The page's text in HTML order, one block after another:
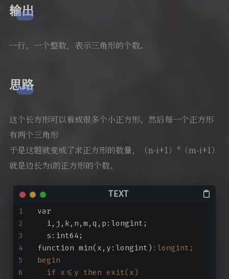
输出
一行，一个整数，表示三角形的个数。
思路
这个长方形可以看成很多个小正方形，然后每一个正方形
有两个三角形
于是这题就变成了求正方形的数量，（n-i+1）*（m-i+1）
就是边长为i的正方形的个数、
var
  i,j,k,n,m,q,p:longint;
  s:int64;
function min(x,y:longint) :longint;
begin
  if x<=y then exit(x)